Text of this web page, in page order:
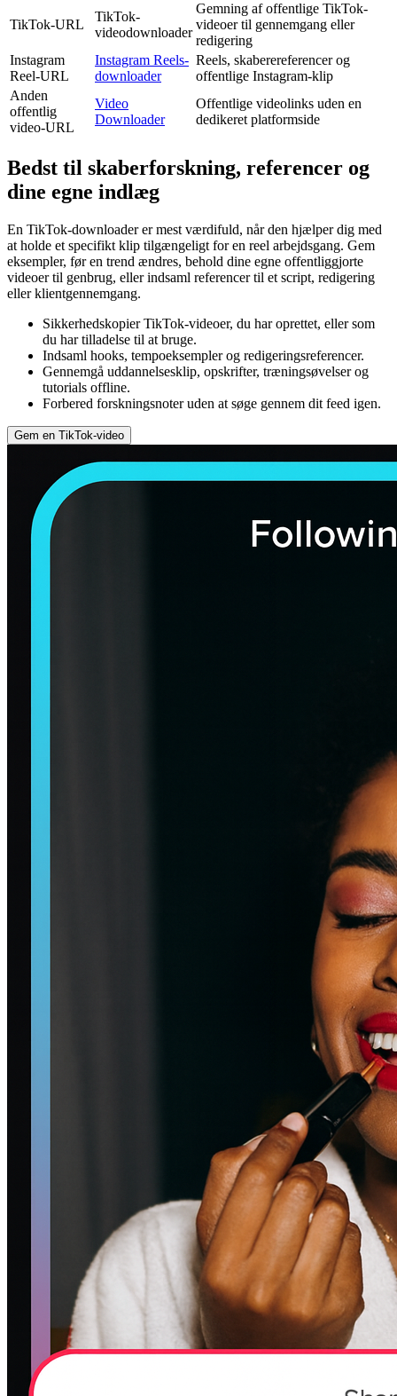
TikTok-URL
TikTok-
videodownloader
Gemning af offentlige TikTok-
videoer til gennemgang eller
redigering
Instagram
Reel-URL
Instagram Reels-
downloader
Reels, skaberereferencer og
offentlige Instagram-klip
Anden
offentlig
video-URL
Video
Downloader
Offentlige videolinks uden en
dedikeret platformside
Bedst til skaberforskning, referencer og
dine egne indlæg
En TikTok-downloader er mest værdifuld, når den hjælper dig med
at holde et specifikt klip tilgængeligt for en reel arbejdsgang. Gem
eksempler, før en trend ændres, behold dine egne offentliggjorte
videoer til genbrug, eller indsaml referencer til et script, redigering
eller klientgennemgang.
Sikkerhedskopier TikTok-videoer, du har oprettet, eller som
du har tilladelse til at bruge.
Indsaml hooks, tempoeksempler og redigeringsreferencer.
Gennemgå uddannelsesklip, opskrifter, træningsøvelser og
tutorials offline.
Forbered forskningsnoter uden at søge gennem dit feed igen.
Gem en TikTok-video